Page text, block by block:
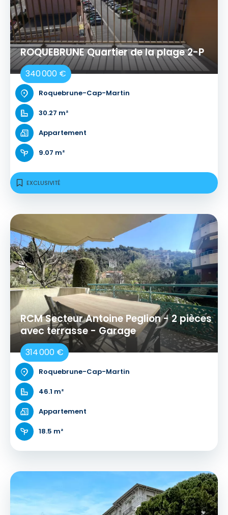
ROQUEBRUNE Quartier de la plage 2-P
340 000 €
Roquebrune-Cap-Martin
30.27 m²
Appartement
9.07 m²
EXCLUSIVITÉ
RCM Secteur Antoine Peglion - 2 pièces
avec terrasse - Garage
314 000 €
Roquebrune-Cap-Martin
46.1 m²
Appartement
18.5 m²